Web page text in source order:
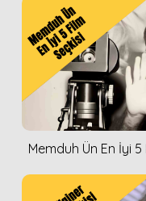
Memduh Ün En İyi 5